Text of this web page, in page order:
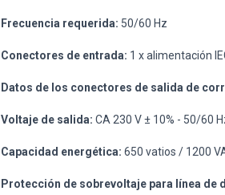
Frecuencia requerida: 50/60 Hz
Conectores de entrada: 1 x alimentación
Datos de los conectores de salida de
Voltaje de salida: CA 230 V ± 10% - 50/60
Capacidad energética: 650 vatios / 1200
Protección de sobrevoltaje para línea de